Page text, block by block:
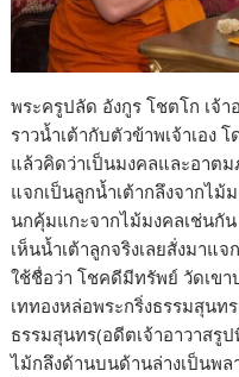
พระครูปลัด อังกูร โชตโก เจ้า
ราวน้ำเต้ากับตัวข้าพเจ้าเอง
แล้วคิดว่าเป็นมงคลและอาต
แจกเป็นลูกน้ำเต้ากลึงจากไ
นกคุ้มแกะจากไม้มงคลเช่นกั
เห็นน้ำเต้าลูกจริงเลยสั่งมาแ
ใช้ชื่อว่า โชคดีมีทรัพย์ วัดเข
เททองหล่อพระกริ่งธรรมสุนท
ธรรมสุนทร(อดีตเจ้าอาวาสรู
ไม้กลึงด้านบนด้านล่างเป็นพ